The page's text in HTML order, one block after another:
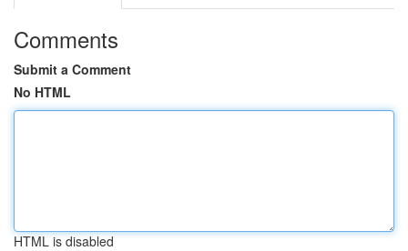
Comments
Submit a Comment
No HTML
HTML is disabled